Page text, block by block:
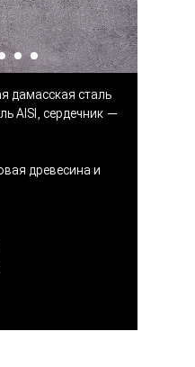
дамасская сталь
AISI, сердечник —
древесина и